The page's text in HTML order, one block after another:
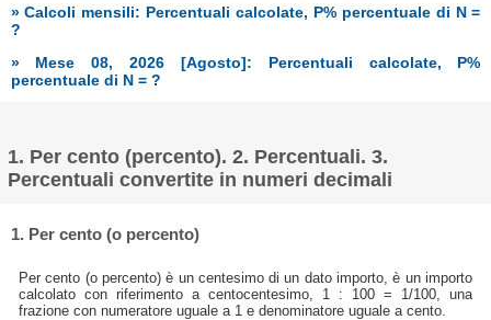
» Calcoli mensili: Percentuali calcolate, P% percentuale di N =
?
» Mese 08, 2026 [Agosto]: Percentuali calcolate, P%
percentuale di N = ?
1. Per cento (percento). 2. Percentuali. 3.
Percentuali convertite in numeri decimali
1. Per cento (o percento)
Per cento (o percento) è un centesimo di un dato importo, è un importo
calcolato con riferimento a centocentesimo, 1 : 100 = 1/100, una
frazione con numeratore uguale a 1 e denominatore uguale a cento.